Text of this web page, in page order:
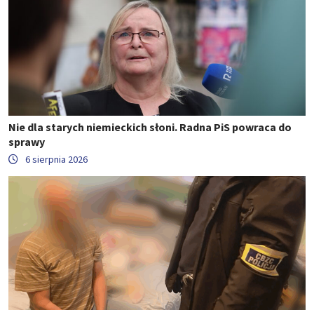
Nie dla starych niemieckich słoni. Radna PiS powraca do
sprawy
6 sierpnia 2026